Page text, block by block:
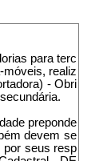
para terc
realiz
- Obri
preponde
devem se
por seus resp